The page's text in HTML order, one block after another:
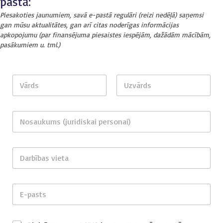
Piesakoties jaunumiem, savā e-pastā regulāri (reizi nedēļā) saņemsi
gan mūsu aktualitātes, gan arī citas noderīgas informācijas
apkopojumu (par finansējuma piesaistes iespējām, dažādām mācībām,
pasākumiem u. tml.)
V
r
U
d
N
s
u
u
ā
*
D
r
a
E
p